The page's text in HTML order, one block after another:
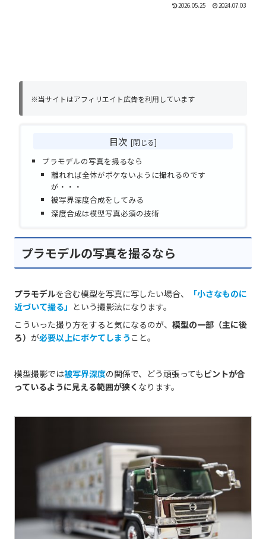
2026.05.25 2024.07.03
※当サイトはアフィリエイト広告を利用しています
目次
プラモデルの写真を撮るなら
離れれば全体がボケないように撮れるのです
が・・・
被写界深度合成をしてみる
深度合成は模型写真必須の技術
プラモデルの写真を撮るなら
プラモデルを含む模型を写真に写したい場合、
「小さなものに
近づいて撮る」 という撮影法になります。
こういった撮り方をすると気になるのが、 模型の一部（主に後
ろ） が必要以上にボケてしまう こと。
模型撮影では被写界深度の関係で、どう頑張っても ピントが合
っているように見える範囲が狭く なります。